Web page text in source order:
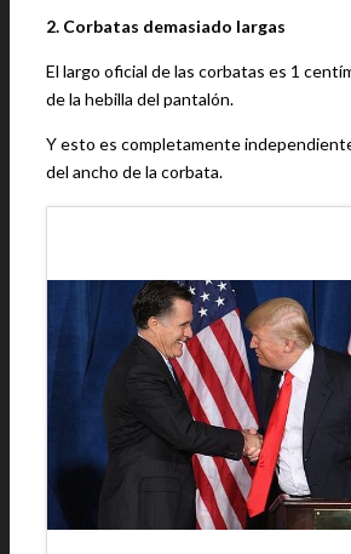
2. Corbatas demasiado largas
El largo oficial de las corbatas es 1
de la hebilla del pantalón.
Y esto es completamente
del ancho de la corbata.